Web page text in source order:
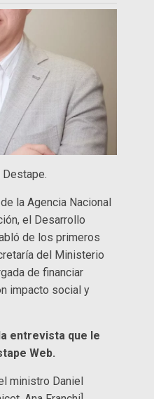
Destape.
la Agencia Nacional
el Desarrollo
de los primeros
del Ministerio
de financiar
impacto social y
entrevista que le
Web.
ministro Daniel